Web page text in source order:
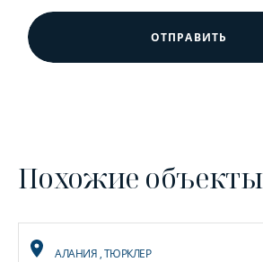
ОТПРАВИТЬ
Похожие объекты
АЛАНИЯ,ТЮРКЛЕР